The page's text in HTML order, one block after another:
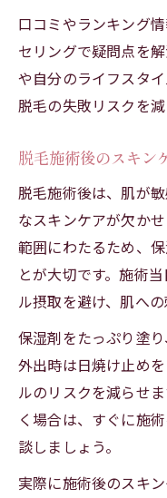
口コミやランキング
セリングで疑問点を
や自分のライフスタ
脱毛の失敗リスクを減
脱毛施術後のスキン
脱毛施術後は、肌が
なスキンケアが欠か
範囲にわたるため、
とが大切です。施術
ル摂取を避け、肌へ
保湿剤をたっぷり塗
外出時は日焼け止め
ルのリスクを減らせ
く場合は、すぐに施
談しましょう。
実際に施術後のスキ